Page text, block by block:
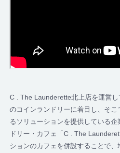
C . The Launderette北上店を運営
のコインランドリーに着目し、そ
るソリューションを提供している
ドリー・カフェ「C . The
ションのカフェを併設することで